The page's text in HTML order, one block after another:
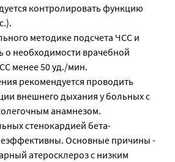
контролировать функцию
методике подсчета ЧСС и
о необходимости врачебной
менее 50 уд./мин.
рекомендуется проводить
внешнего дыхания у больных с
анамнезом.
стенокардией бета-
Основные причины -
атеросклероз с низким